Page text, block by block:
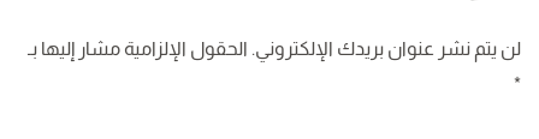
لن يتم نشر عنوان بريدك الإلكتروني. الحقول الإلزامية مشار إليها بـ
*